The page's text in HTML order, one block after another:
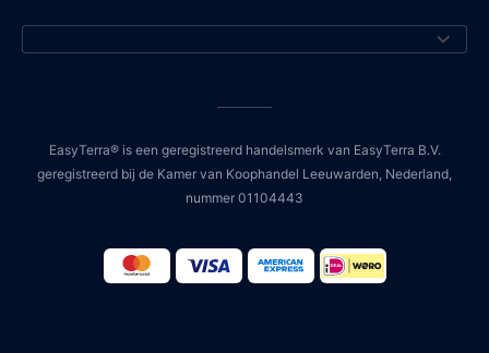
EasyTerra® is een geregistreerd handelsmerk van EasyTerra B.V.
geregistreerd bij de Kamer van Koophandel Leeuwarden, Nederland,
nummer 01104443